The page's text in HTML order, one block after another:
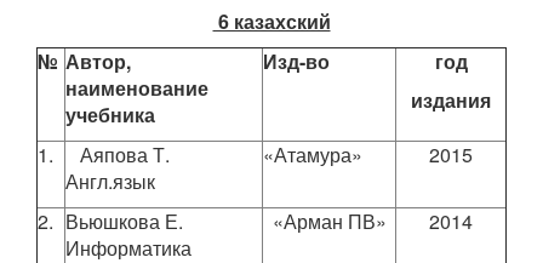
6 казахский
№ Автор,
наименование
учебника
Изд-во
год
издания
1.
Аяпова Т.
Англ.язык
«Атамура» 2015
2. Вьюшкова Е.
Информатика
«Арман ПВ» 2014